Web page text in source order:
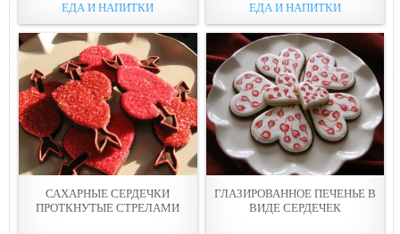
ЕДА И НАПИТКИ ЕДА И НАПИТКИ
САХАРНЫЕ СЕРДЕЧКИ
ПРОТКНУТЫЕ СТРЕЛАМИ
ГЛАЗИРОВАННОЕ ПЕЧЕНЬЕ В
ВИДЕ СЕРДЕЧЕК